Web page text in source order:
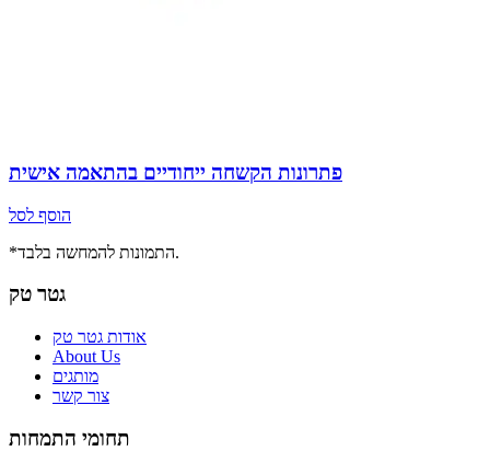
פתרונות הקשחה ייחודיים בהתאמה אישית
הוסף לסל
*התמונות להמחשה בלבד.
גטר טק
אודות גטר טק
About Us
מותגים
צור קשר
תחומי התמחות